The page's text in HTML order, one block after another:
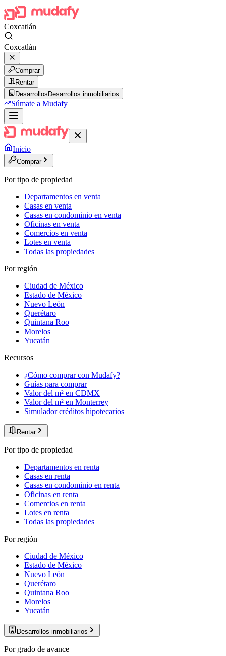
Coxcatlán
Coxcatlán
Comprar
Rentar
Desarrollos Desarrollos inmobiliarios
Súmate a Mudafy
Inicio
Comprar
Por tipo de propiedad
Departamentos en venta
Casas en venta
Casas en condominio en venta
Oficinas en venta
Comercios en venta
Lotes en venta
Todas las propiedades
Por región
Ciudad de México
Estado de México
Nuevo León
Querétaro
Quintana Roo
Morelos
Yucatán
Recursos
¿Cómo comprar con Mudafy?
Guías para comprar
Valor del m² en CDMX
Valor del m² en Monterrey
Simulador créditos hipotecarios
Rentar
Por tipo de propiedad
Departamentos en renta
Casas en renta
Casas en condominio en renta
Oficinas en renta
Comercios en renta
Lotes en renta
Todas las propiedades
Por región
Ciudad de México
Estado de México
Nuevo León
Querétaro
Quintana Roo
Morelos
Yucatán
Desarrollos inmobiliarios
Por grado de avance